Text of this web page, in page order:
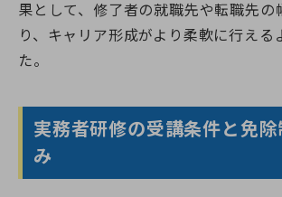
果として、修了者の就職先や転職先の
り、キャリア形成がより柔軟に行える
た。
実務者研修の受講条件と免除
み